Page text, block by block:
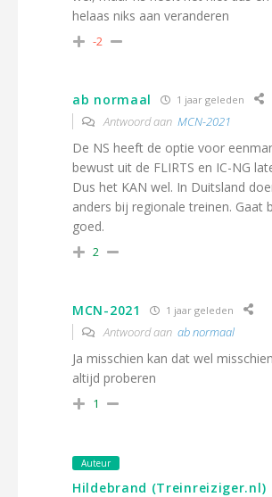
helaas niks aan veranderen
-2
ab normaal 1 jaar geleden
Antwoord aan MCN-2021
De NS heeft de optie voor
bewust uit de FLIRTS en IC-NG
Dus het KAN wel. In Duitsland
anders bij regionale treinen. Gaat
goed.
2
MCN-2021 1 jaar geleden
Antwoord aan ab normaal
Ja misschien kan dat wel
altijd proberen
1
Auteur
Hildebrand (Treinreiziger.nl)